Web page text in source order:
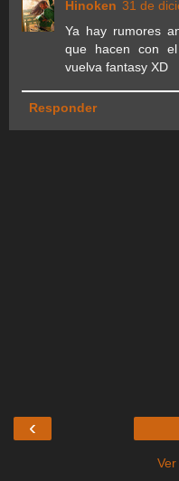
Hinoken 31 de
Ya hay rumores
que hacen con
vuelva fantasy XD
Responder
‹